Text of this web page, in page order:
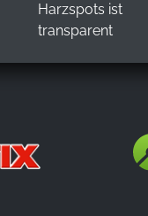
Harzspots ist
transparent